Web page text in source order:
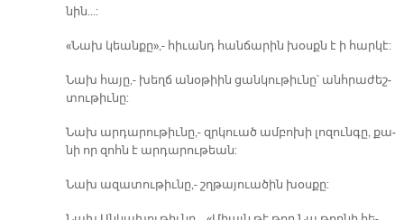
նին..­.:
«Նախ կեան­քը»,- հի­ւանդ հան­ճա­րին խօսքն է ի հար­կէ:
Ն­­ախ հա­յը,- խեղճ ա­նօ­թիին ցան­կու­թիւ­նը՝ ա­նհրա­ժեշ­
տութ­իւ­նը:
Ն­­ախ ար­դա­րու­թիւ­նը­,- զրկուած ամ­բո­խի լո­զունգ­ը, քա­
նի որ զոհն է ար­դա­րու­թեան:
Նախ ա­զա­տու­թիւ­նը­,- շղթա­յուած­ին խ­­օս­քը­: